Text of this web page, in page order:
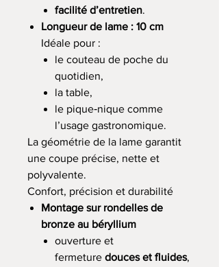
facilité d’entretien.
Longueur de lame : 10 cm
Idéale pour :
le couteau de poche du
quotidien,
la table,
le pique‑nique comme
l’usage gastronomique.
La géométrie de la lame garantit
une coupe précise, nette et
polyvalente.
Confort, précision et durabilité
Montage sur rondelles de
bronze au béryllium
ouverture et
fermeture douces et fluides,